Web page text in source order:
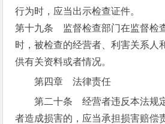
行为时，应当出示检查证件。
第十九条 监督检查部门在监督检
时，被检查的经营者、利害关系人
供有关资料或者情况。
第四章 法律责任
第二十条 经营者违反本法规
者造成损害的，应当承担损害赔偿